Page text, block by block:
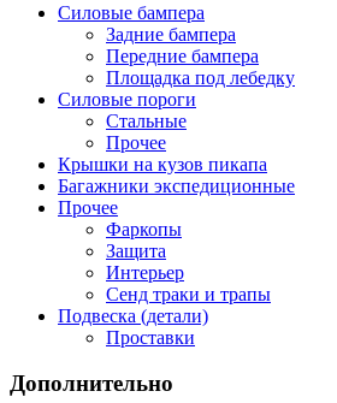
Силовые бампера
Задние бампера
Передние бампера
Площадка под лебедку
Силовые пороги
Стальные
Прочее
Крышки на кузов пикапа
Багажники экспедиционные
Прочее
Фаркопы
Защита
Интерьер
Сенд траки и трапы
Подвеска (детали)
Проставки
Дополнительно